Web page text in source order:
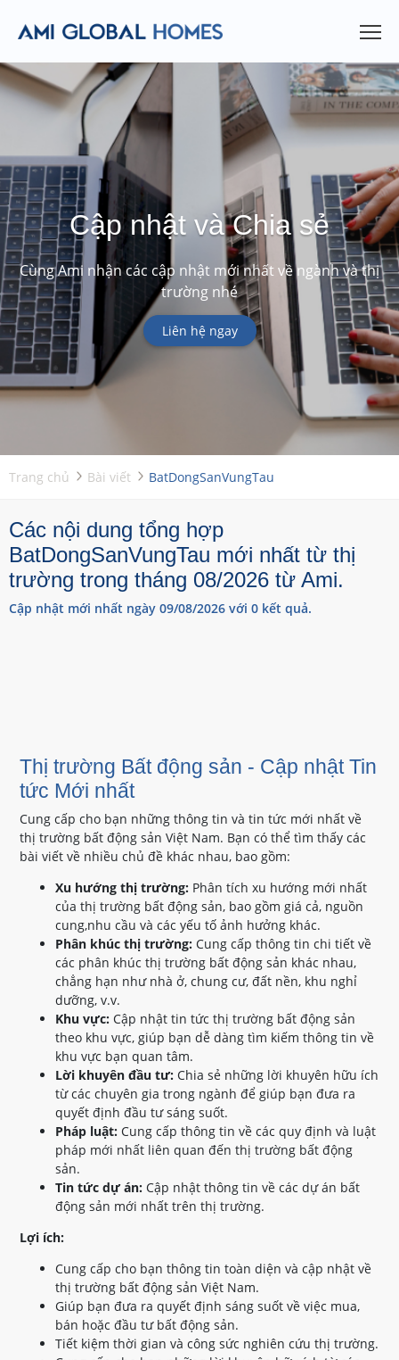
Cập nhật và Chia sẻ
Cùng Ami nhận các cập nhật mới nhất về ngành và thị
trường nhé
Liên hệ ngay
Trang chủ Bài viết BatDongSanVungTau
Các nội dung tổng hợp
BatDongSanVungTau mới nhất từ thị
trường trong tháng 08/2026 từ Ami.
Cập nhật mới nhất ngày 09/08/2026 với 0 kết quả.
Thị trường Bất động sản - Cập nhật Tin
tức Mới nhất
Cung cấp cho bạn những thông tin và tin tức mới nhất về
thị trường bất động sản Việt Nam. Bạn có thể tìm thấy các
bài viết về nhiều chủ đề khác nhau, bao gồm:
Xu hướng thị trường: Phân tích xu hướng mới nhất
của thị trường bất động sản, bao gồm giá cả, nguồn
cung,nhu cầu và các yếu tố ảnh hưởng khác.
Phân khúc thị trường: Cung cấp thông tin chi tiết về
các phân khúc thị trường bất động sản khác nhau,
chẳng hạn như nhà ở, chung cư, đất nền, khu nghỉ
dưỡng, v.v.
Khu vực: Cập nhật tin tức thị trường bất động sản
theo khu vực, giúp bạn dễ dàng tìm kiếm thông tin về
khu vực bạn quan tâm.
Lời khuyên đầu tư: Chia sẻ những lời khuyên hữu ích
từ các chuyên gia trong ngành để giúp bạn đưa ra
quyết định đầu tư sáng suốt.
Pháp luật: Cung cấp thông tin về các quy định và luật
pháp mới nhất liên quan đến thị trường bất động
sản.
Tin tức dự án: Cập nhật thông tin về các dự án bất
động sản mới nhất trên thị trường.
Lợi ích:
Cung cấp cho bạn thông tin toàn diện và cập nhật về
thị trường bất động sản Việt Nam.
Giúp bạn đưa ra quyết định sáng suốt về việc mua,
bán hoặc đầu tư bất động sản.
Tiết kiệm thời gian và công sức nghiên cứu thị trường.